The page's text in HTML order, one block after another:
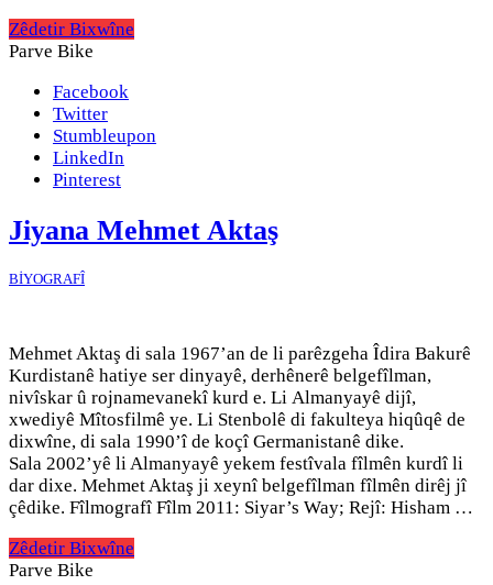
Zêdetir Bixwîne
Parve Bike
Facebook
Twitter
Stumbleupon
LinkedIn
Pinterest
Jiyana Mehmet Aktaş
BİYOGRAFÎ
Mehmet Aktaş di sala 1967’an de li parêzgeha Îdira Bakurê
Kurdistanê hatiye ser dinyayê, derhênerê belgefîlman,
nivîskar û rojnamevanekî kurd e. Li Almanyayê dijî,
xwediyê Mîtosfilmê ye. Li Stenbolê di fakulteya hiqûqê de
dixwîne, di sala 1990’î de koçî Germanistanê dike.
Sala 2002’yê li Almanyayê yekem festîvala fîlmên kurdî li
dar dixe. Mehmet Aktaş ji xeynî belgefîlman fîlmên dirêj jî
çêdike. Fîlmografî Fîlm 2011: Siyar’s Way; Rejî: Hisham …
Zêdetir Bixwîne
Parve Bike